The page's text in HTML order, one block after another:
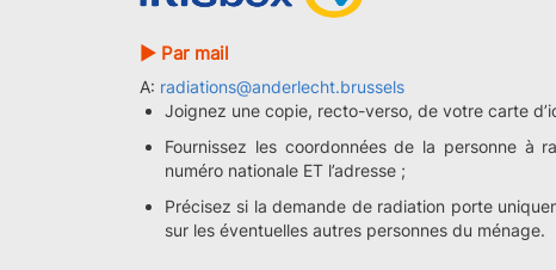
► Par mail
A: radiations@anderlecht.brussels
Joignez une copie, recto-verso, de votre carte
Fournissez les coordonnées de la personne à
numéro nationale ET l’adresse ;
Précisez si la demande de radiation porte
sur les éventuelles autres personnes du ménage.